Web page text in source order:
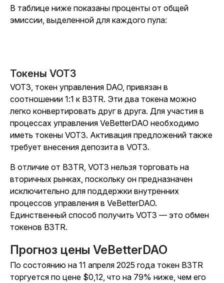
В таблице ниже показаны проценты от общей
эмиссии, выделенной для каждого пула:
Токены VOT3
VOT3, токен управления DAO, привязан в
соотношении 1:1 к B3TR. Эти два токена можно
легко конвертировать друг в друга. Для участия в
процессах управления VeBetterDAO необходимо
иметь токены VOT3. Активация предложений также
требует внесения депозита в VOT3.
В отличие от B3TR, VOT3 нельзя торговать на
вторичных рынках, поскольку он предназначен
исключительно для поддержки внутренних
процессов управления в VeBetterDAO.
Единственный способ получить VOT3 — это обмен
токенов B3TR.
Прогноз цены VeBetterDAO
По состоянию на 11 апреля 2025 года токен B3TR
торгуется по цене $0,12, что на 79% ниже, чем его